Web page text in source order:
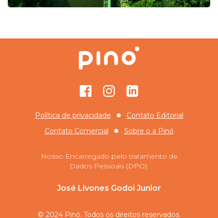
FacebookInstagramGitHub
Política de privacidade
Contato Editorial
Contato Comercial
Sobre o a Pinó
Nosso Encarregado pelo tratamento de
Dados Pessoais (DPO):
José Livones Godoi Junior
© 2024 Pinó. Todos os direitos reservados.